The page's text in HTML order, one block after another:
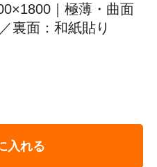
｜極薄・曲面
裏面：和紙貼り
入れる